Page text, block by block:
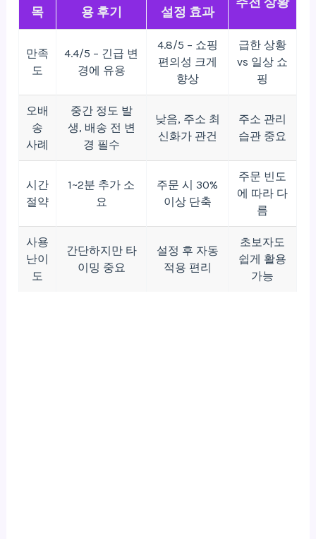
목
용 후기
설정 효과
만족
도
4.4/5 – 긴급 변
경에 유용
4.8/5 – 쇼핑
편의성 크게
향상
급한 상황
vs 일상 쇼
핑
오배
송
사례
중간 정도 발
생, 배송 전 변
경 필수
낮음, 주소 최
신화가 관건
주소 관리
습관 중요
시간
절약
1~2분 추가 소
요
주문 시 30%
이상 단축
주문 빈도
에 따라 다
름
사용
난이
도
간단하지만 타
이밍 중요
설정 후 자동
적용 편리
초보자도
쉽게 활용
가능